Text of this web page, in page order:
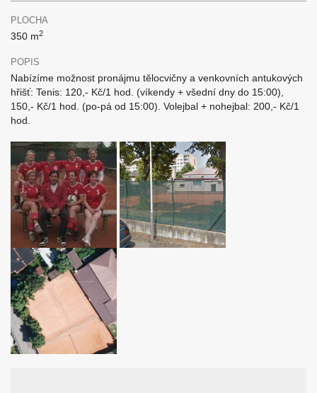
PLOCHA
350 m2
POPIS
Nabízíme možnost pronájmu tělocvičny a venkovních antukových
hřišť: Tenis: 120,- Kč/1 hod. (víkendy + všední dny do 15:00),
150,- Kč/1 hod. (po-pá od 15:00). Volejbal + nohejbal: 200,- Kč/1
hod.